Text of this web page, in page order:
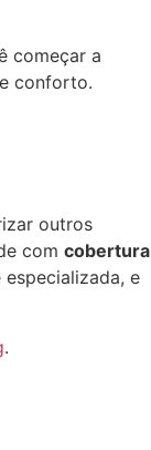
começar a
conforto.
outros
com cobertura
e
.